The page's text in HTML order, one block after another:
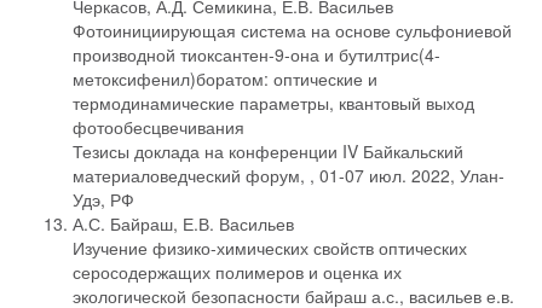
Черкасов, А.Д. Семикина, Е.В. Васильев
Фотоинициирующая система на основе сульфониевой
производной тиоксантен-9-она и бутилтрис(4-
метоксифенил)боратом: оптические и
термодинамические параметры, квантовый выход
фотообесцвечивания
Тезисы доклада на конференции IV Байкальский
материаловедческий форум, , 01-07 июл. 2022, Улан-
Удэ, РФ
А.С. Байраш, Е.В. Васильев
Изучение физико-химических свойств оптических
серосодержащих полимеров и оценка их
экологической безопасности байраш а.с., васильев е.в.